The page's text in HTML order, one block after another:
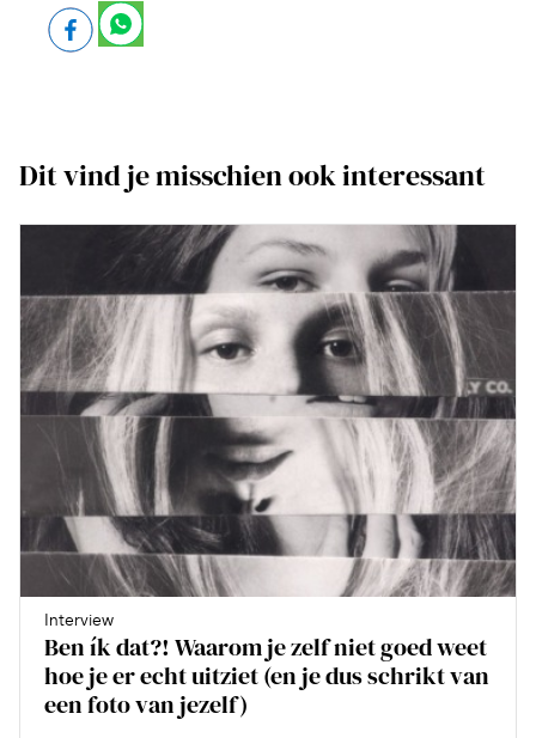
Dit vind je misschien ook interessant
Interview
Ben ík dat?! Waarom je zelf niet goed weet
hoe je er echt uitziet (en je dus schrikt van
een foto van jezelf)